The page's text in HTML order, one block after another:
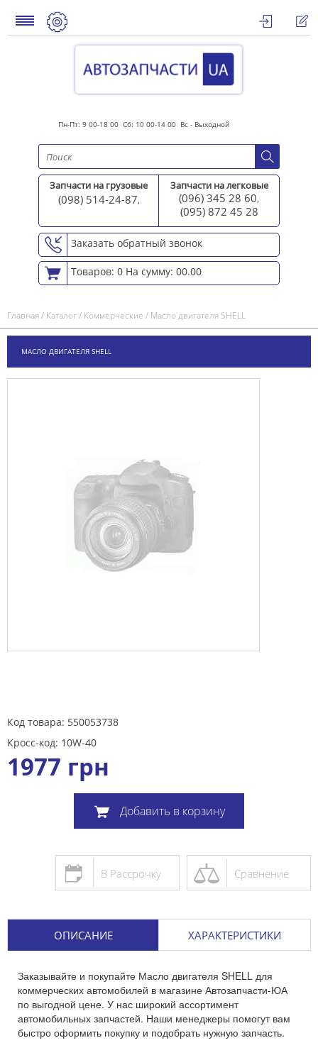
Пн-Пт: 9 00-18 00 Сб: 10 00-14 00 Вс - Выходной
Запчасти на грузовые
(098) 514-24-87,
Запчасти на легковые
(096) 345 28 60,
(095) 872 45 28
Заказать обратный звонок
Товаров: 0 На сумму: 00.00
Главная/ Каталог/ Коммерческие / Масло двигателя SHELL
МАСЛО ДВИГАТЕЛЯ SHELL
Код товара: 550053738
Кросс-код: 10W-40
1977 грн
Добавить в корзину
Сравнение
В Рассрочку
ОПИСАНИЕ ХАРАКТЕРИСТИКИ
Заказывайте и покупайте Масло двигателя SHELL для
коммерческих автомобилей в магазине Автозапчасти-ЮА
по выгодной цене. У нас широкий ассортимент
автомобильных запчастей. Наши менеджеры помогут вам
быстро оформить покупку и подобрать нужную запчасть.